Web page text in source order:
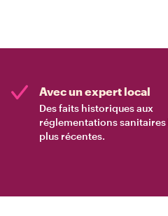
Avec un expert local
Des faits historiques aux
réglementations sanitaires
plus récentes.